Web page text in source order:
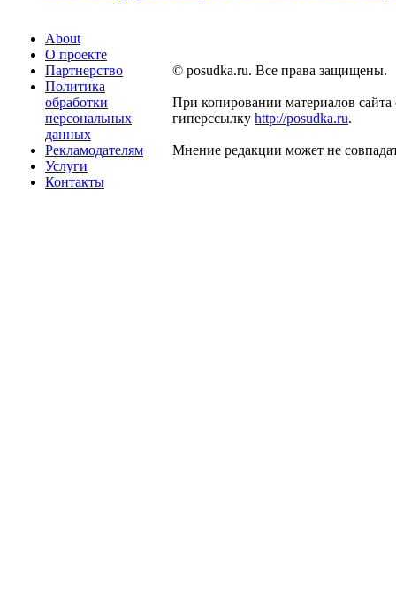
About
О проекте
Партнерство
Политика
обработки
персональных
данных
Рекламодателям
Услуги
Контакты
© posudka.ru. Все права защищены.
При копировании материалов сайта
гиперссылку http://posudka.ru.
Мнение редакции может не